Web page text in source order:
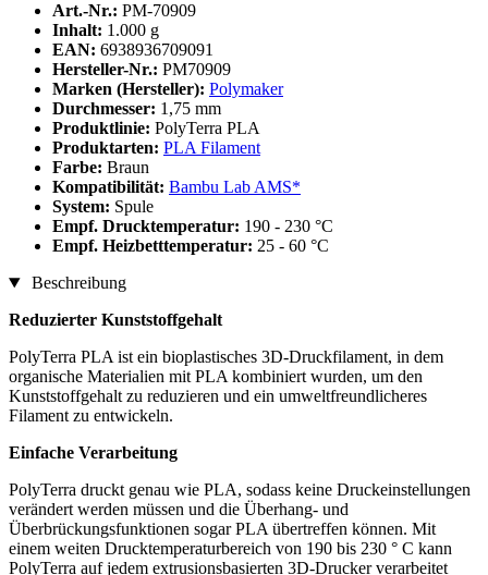
Art.-Nr.: PM-70909
Inhalt: 1.000 g
EAN: 6938936709091
Hersteller-Nr.: PM70909
Marken (Hersteller): Polymaker
Durchmesser: 1,75 mm
Produktlinie: PolyTerra PLA
Produktarten: PLA Filament
Farbe: Braun
Kompatibilität: Bambu Lab AMS*
System: Spule
Empf. Drucktemperatur: 190 - 230 °C
Empf. Heizbetttemperatur: 25 - 60 °C
Beschreibung
Reduzierter Kunststoffgehalt
PolyTerra PLA ist ein bioplastisches 3D-Druckfilament, in dem
organische Materialien mit PLA kombiniert wurden, um den
Kunststoffgehalt zu reduzieren und ein umweltfreundlicheres
Filament zu entwickeln.
Einfache Verarbeitung
PolyTerra druckt genau wie PLA, sodass keine Druckeinstellungen
verändert werden müssen und die Überhang- und
Überbrückungsfunktionen sogar PLA übertreffen können. Mit
einem weiten Drucktemperaturbereich von 190 bis 230 ° C kann
PolyTerra auf jedem extrusionsbasierten 3D-Drucker verarbeitet